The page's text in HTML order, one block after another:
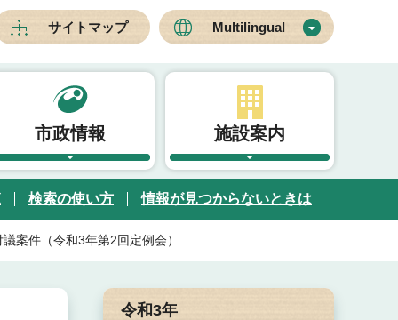
サイトマップ Multilingual
市政情報 施設案内
検索の使い方 情報が見つからないときは
案件（令和3年第2回定例会）
令和3年